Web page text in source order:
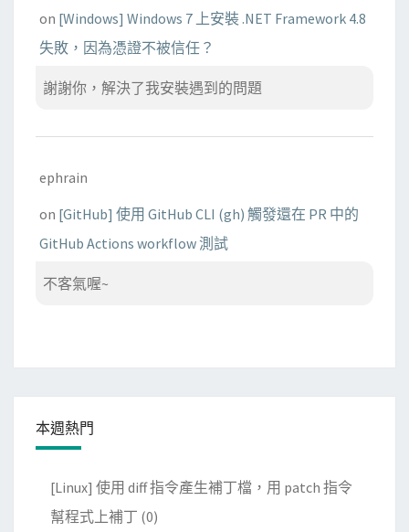
on [Windows] Windows 7 上安裝 .NET Framework 4.8
失敗，因為憑證不被信任？
謝謝你，解決了我安裝遇到的問題
ephrain
on [GitHub] 使用 GitHub CLI (gh) 觸發還在 PR 中的
GitHub Actions workflow 測試
不客氣喔~
本週熱門
[Linux] 使用 diff 指令產生補丁檔，用 patch 指令
幫程式上補丁 (0)